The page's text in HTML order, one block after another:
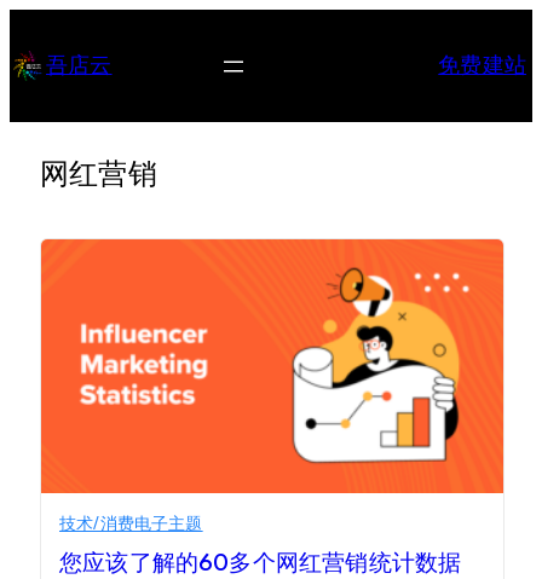
至 吾店云 免费建站
网红营销
技术/消费电子主题
您应该了解的60多个网红营销统计数据